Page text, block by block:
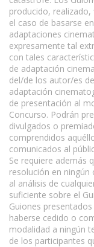
producido,
el caso de basarse
adaptaciones
expresamente tal
con tales
de adaptación
del/de los autor/es
adaptación
de presentación al
Concurso. Podrán
divulgados o
comprendidos
comunicados al
Se requiere además
resolución en
al análisis de
suficiente sobre el
Guiones
haberse cedido o
modalidad a ningún
de los participantes